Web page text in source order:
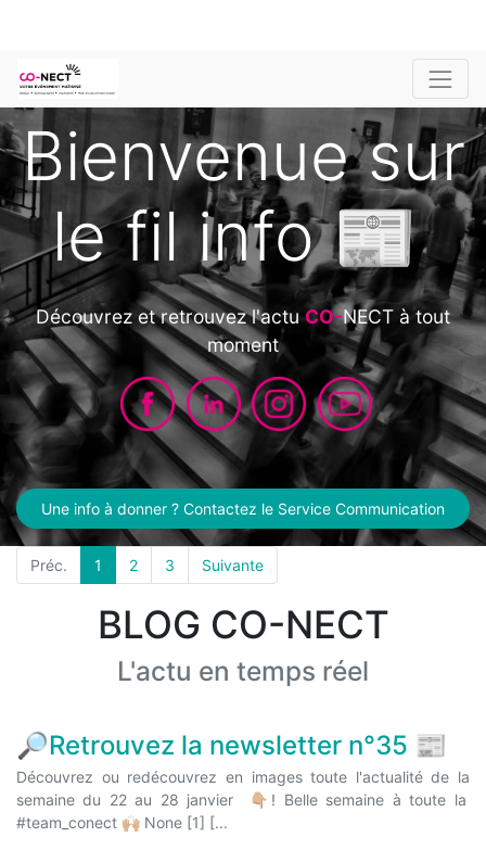
Bienvenue sur
le fil info 📰
Découvrez et retrouvez l'actu CO-NECT à tout
moment
Une info à donner ? Contactez le Service Communication
Préc. 1 2 3 Suivante
BLOG CO-NECT
L'actu en temps réel
🔎Retrouvez la newsletter n°35 📰
Découvrez ou redécouvrez en images toute l'actualité de la
semaine du 22 au 28 janvier 👇🏼! Belle semaine à toute la
#team_conect 🙌🏼 None [1] [...